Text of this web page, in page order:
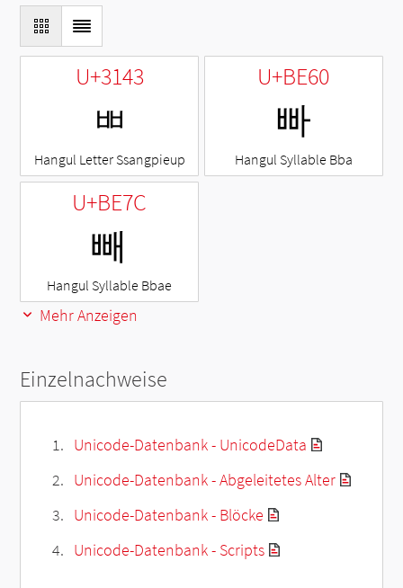
U+3143
ㅃ
Hangul Letter Ssangpieup
U+BE60
빠
Hangul Syllable Bba
U+BE7C
빼
Hangul Syllable Bbae
Mehr Anzeigen
Einzelnachweise
Unicode-Datenbank - UnicodeData
Unicode-Datenbank - Abgeleitetes Alter
Unicode-Datenbank - Blöcke
Unicode-Datenbank - Scripts